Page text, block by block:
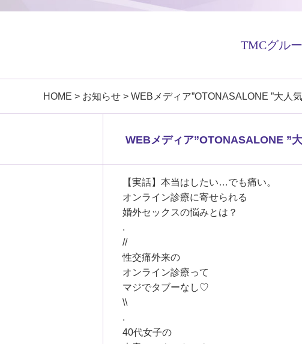
TMCグル
HOME > お知らせ > WEBメディア”OTONASALONE ”大人
WEBメディア”OTONASALONE ”
【実話】本当はしたい…でも痛い。
オンライン診療に寄せられる
婚外セックスの悩みとは？
.
//
性交痛外来の
オンライン診療って
マジでタブーなし♡
\\
.
40代女子の